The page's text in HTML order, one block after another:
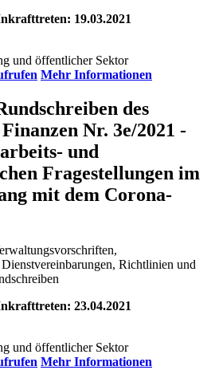
19.03.2021
Mehr Informationen
des
Nr. 3e/2021 -
und
Fragestellungen im
mit dem Corona-
Richtlinien und
23.04.2021
Mehr Informationen